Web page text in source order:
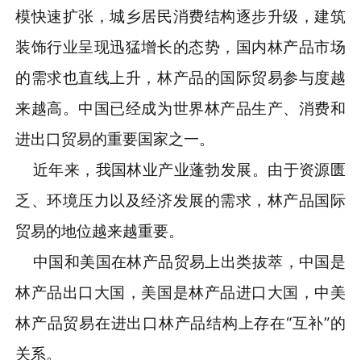
模快速扩张，城乡居民消费结构逐步升级，建筑
装饰行业呈现迅猛增长的态势，国内林产品市场
的需求也直线上升，林产品的国际贸易参与度越
来越高。中国已经成为世界林产品生产、消费和
进出口贸易的重要国家之一。
近年来，我国林业产业蓬勃发展。由于资源匮
乏、环境压力以及经济发展的需求，林产品国际
贸易的地位越来越重要。
中国和美国在林产品贸易上出类拔萃，中国是
林产品出口大国，美国是林产品进口大国，中美
林产品贸易在进出口林产品结构上存在“互补”的
关系。